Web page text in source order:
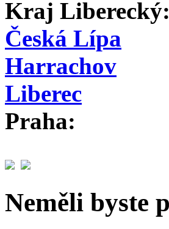
Kraj Liberecký:
Česká Lípa
Harrachov
Liberec
Praha:
Neměli byste